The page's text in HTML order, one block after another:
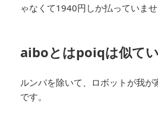
ゃなくて1940円しか払っていま
aiboとはpoiqは似て
ルンバを除いて、ロボットが我が
です。